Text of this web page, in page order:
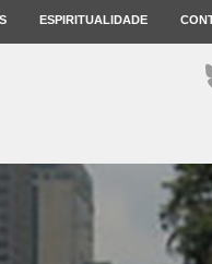
ESPIRITUALIDADE